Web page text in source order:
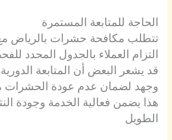
الحاجة للمتابعة المستمرة
تتطلب مكافحة حشرات بالرياض
التزام العملاء بالجدول المحدد
قد يشعر البعض أن المتابعة
وجهد لضمان عدم عودة الحشرات
هذا يضمن فعالية الخدمة وجودة
الطويل